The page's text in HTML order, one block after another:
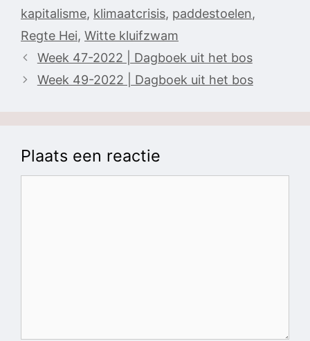
kapitalisme, klimaatcrisis, paddestoelen,
Regte Hei, Witte kluifzwam
Week 47-2022 | Dagboek uit het bos
Week 49-2022 | Dagboek uit het bos
Plaats een reactie